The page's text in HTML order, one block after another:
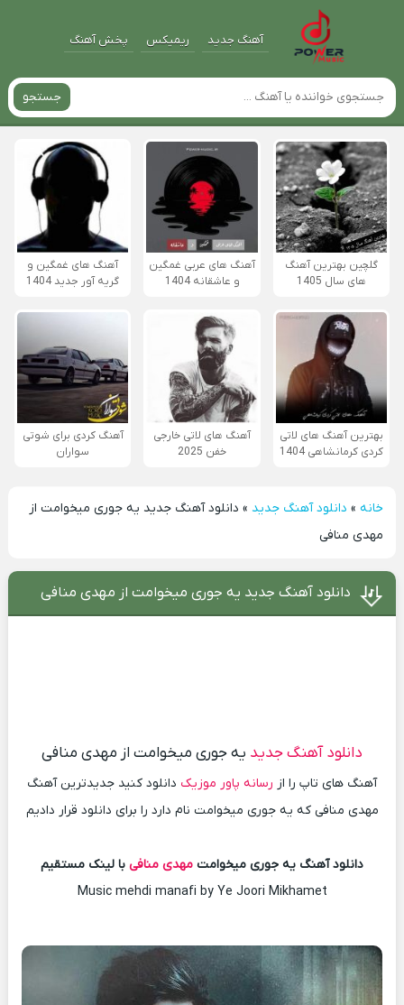
آهنگ جدید ریمیکس پخش آهنگ
جستجو
گلچین بهترین آهنگ
های سال 1405
آهنگ های عربی غمگین
و عاشقانه 1404
آهنگ های غمگین و
گریه آور جدید 1404
بهترین آهنگ های لاتی
کردی کرمانشاهی 1404
آهنگ های لاتی خارجی
خفن 2025
آهنگ کردی برای شوتی
سواران
خانه» دانلود آهنگ جدید » دانلود آهنگ جدید یه جوری میخوامت از
مهدی منافی
دانلود آهنگ جدید یه جوری میخوامت از مهدی منافی
دانلود آهنگ جدید یه جوری میخوامت از مهدی منافی
آهنگ های تاپ را از رسانه پاور موزیک دانلود کنید جدیدترین آهنگ
مهدی منافی که یه جوری میخوامت نام دارد را برای دانلود قرار دادیم
دانلود آهنگ یه جوری میخوامت مهدی منافی با لینک مستقیم
Music mehdi manafi by Ye Joori Mikhamet